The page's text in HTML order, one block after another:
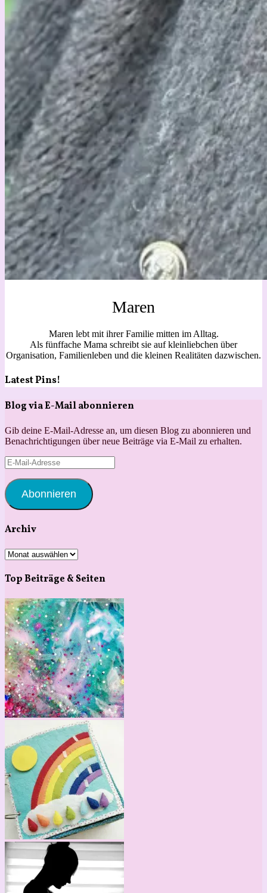
Maren
Maren lebt mit ihrer Familie mitten im Alltag.
Als fünffache Mama schreibt sie auf kleinliebchen über
Organisation, Familienleben und die kleinen Realitäten dazwischen.
Latest Pins!
Blog via E-Mail abonnieren
Gib deine E-Mail-Adresse an, um diesen Blog zu abonnieren und
Benachrichtigungen über neue Beiträge via E-Mail zu erhalten.
E-
Mail-
Adresse
Abonnieren
Archiv
Archiv
Top Beiträge & Seiten